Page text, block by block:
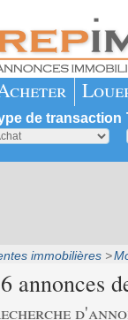
de transaction
immobilières
annonces